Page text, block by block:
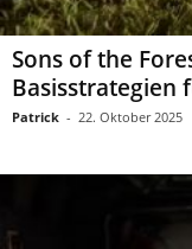
Sons of the
Basisstrategien
Patrick - 22. Oktober 2025